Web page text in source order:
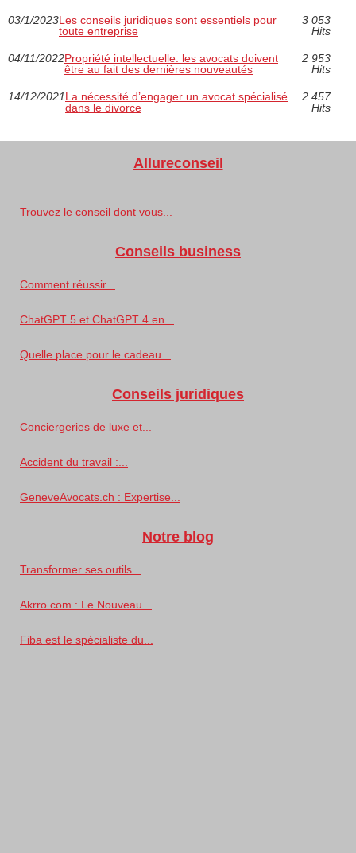
03/1/2023Les conseils juridiques sont essentiels pour
toute entreprise
3 053
Hits
04/11/2022Propriété intellectuelle: les avocats doivent
être au fait des dernières nouveautés
2 953
Hits
14/12/2021La nécessité d’engager un avocat spécialisé
dans le divorce
2 457
Hits
Allureconseil
Trouvez le conseil dont vous...
Conseils business
Comment réussir...
ChatGPT 5 et ChatGPT 4 en...
Quelle place pour le cadeau...
Conseils juridiques
Conciergeries de luxe et...
Accident du travail :...
GeneveAvocats.ch : Expertise...
Notre blog
Transformer ses outils...
Akrro.com : Le Nouveau...
Fiba est le spécialiste du...